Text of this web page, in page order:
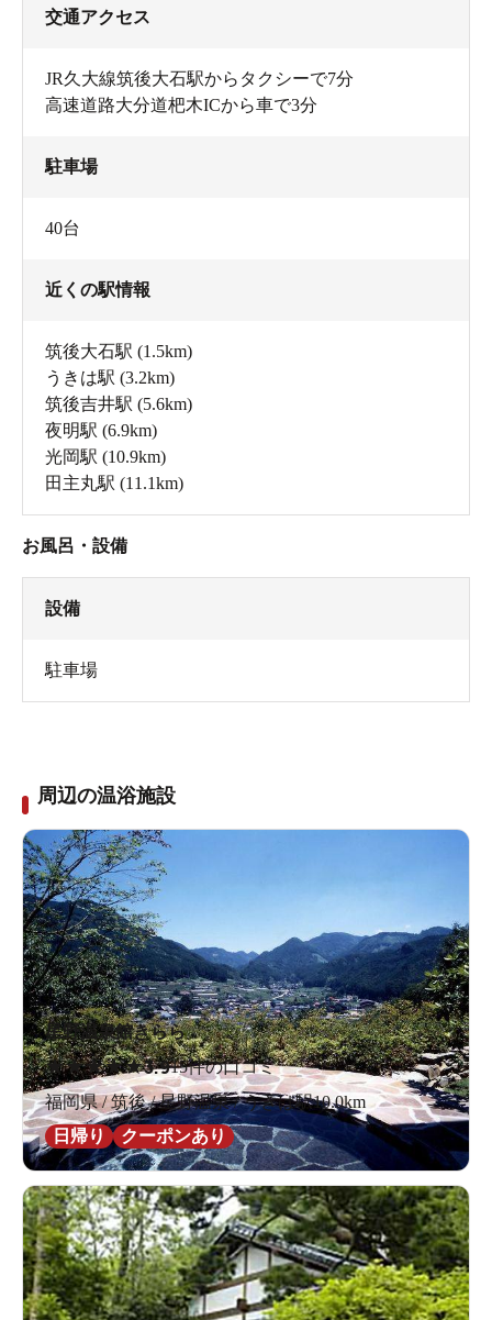
交通アクセス
JR久大線筑後大石駅からタクシーで7分
高速道路大分道杷木ICから車で3分
駐車場
40台
近くの駅情報
筑後大石駅 (1.5km)
うきは駅 (3.2km)
筑後吉井駅 (5.6km)
夜明駅 (6.9km)
光岡駅 (10.9km)
田主丸駅 (11.1km)
お風呂・設備
設備
駐車場
周辺の温浴施設
星野温泉館きらら
★★★★★3.915件の口コミ
福岡県 / 筑後 / 星野温泉 / うきは駅10.0km
日帰り
クーポンあり